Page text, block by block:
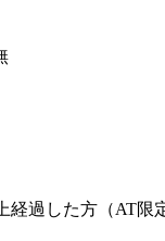
過した方（AT限